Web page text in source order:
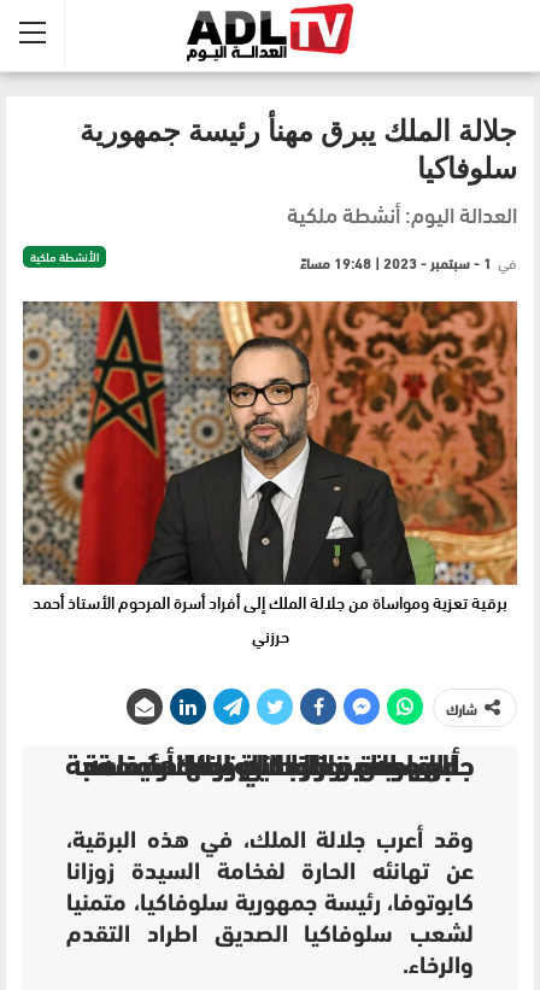
جلالة الملك يبرق مهنأ رئيسة جمهورية
سلوفاكيا
العدالة اليوم: أنشطة ملكية
الأنشطة ملكية في 1 - سبتمبر - 2023 | 19:48 مساءً
برقية تعزية ومواساة من جلالة الملك إلى أفراد أسرة المرحوم الأستاذ أحمد
حرزني
شارك
أبرق صاحب الجلالة الملك محمد السادس، نصره الله، مهنأ فخامة السيدة زوزانا كابوتوفا، رئيسة جمهورية سلوفاكيا، وذلك بمناسبة العيد الوطني لبلادها.
وقد أعرب جلالة الملك، في هذه البرقية،
عن تهانئه الحارة لفخامة السيدة زوزانا
كابوتوفا، رئيسة جمهورية سلوفاكيا، متمنيا
لشعب سلوفاكيا الصديق اطراد التقدم
والرخاء.